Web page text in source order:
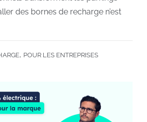
des bornes de recharge n’est
, POUR LES ENTREPRISES